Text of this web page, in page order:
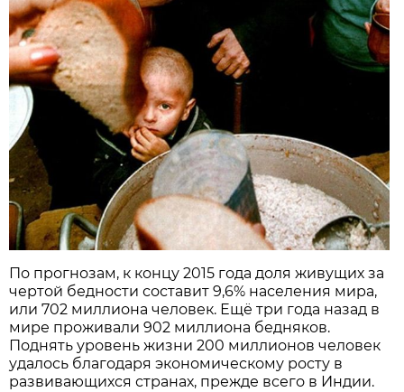
По прогнозам, к концу 2015 года доля живущих за
чертой бедности составит 9,6% населения мира,
или 702 миллиона человек. Ещё три года назад в
мире проживали 902 миллиона бедняков.
Поднять уровень жизни 200 миллионов человек
удалось благодаря экономическому росту в
развивающихся странах, прежде всего в Индии.